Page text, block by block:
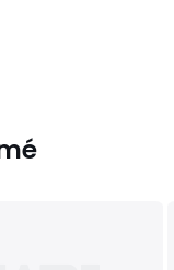
38